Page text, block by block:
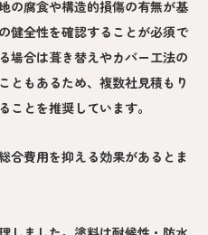
の腐食や構造的損傷の有無が基
健全性を確認することが必須で
場合は葺き替えやカバー工法の
ともあるため、複数社見積もり
ことを推奨しています。
合費用を抑える効果があるとま